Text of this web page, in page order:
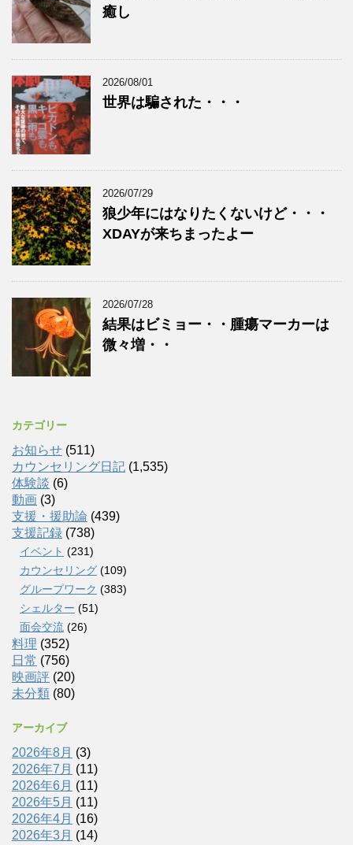
癒し
2026/08/01
世界は騙された・・・
2026/07/29
狼少年にはなりたくないけど・・・
XDAYが来ちまったよー
2026/07/28
結果はビミョー・・腫瘍マーカーは
微々増・・
カテゴリー
お知らせ (511)
カウンセリング日記 (1,535)
体験談 (6)
動画 (3)
支援・援助論 (439)
支援記録 (738)
イベント (231)
カウンセリング (109)
グループワーク (383)
シェルター (51)
面会交流 (26)
料理 (352)
日常 (756)
映画評 (20)
未分類 (80)
アーカイブ
2026年8月 (3)
2026年7月 (11)
2026年6月 (11)
2026年5月 (11)
2026年4月 (16)
2026年3月 (14)